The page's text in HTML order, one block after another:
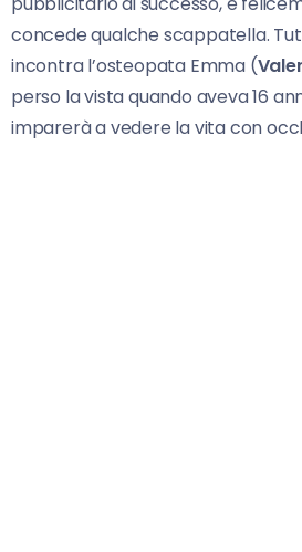
concede qualche scappatella.
incontra l’osteopata Emma (
perso la vista quando aveva 16
imparerà a vedere la vita con